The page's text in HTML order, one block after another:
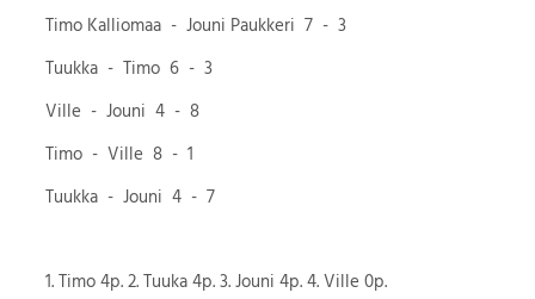
Timo Kalliomaa - Jouni Paukkeri 7 - 3
Tuukka - Timo 6 - 3
Ville - Jouni 4 - 8
Timo - Ville 8 - 1
Tuukka - Jouni 4 - 7
1. Timo 4p. 2. Tuuka 4p. 3. Jouni 4p. 4. Ville 0p.